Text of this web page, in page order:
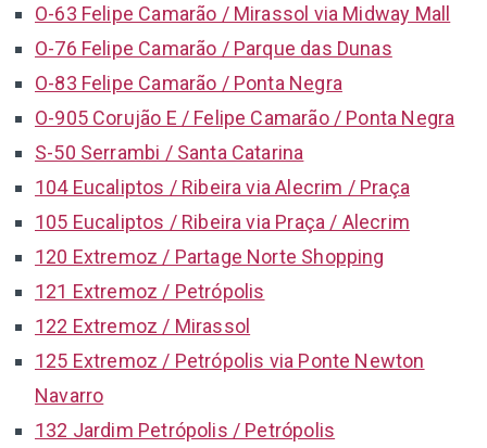
O-63 Felipe Camarão / Mirassol via Midway Mall
O-76 Felipe Camarão / Parque das Dunas
O-83 Felipe Camarão / Ponta Negra
O-905 Corujão E / Felipe Camarão / Ponta Negra
S-50 Serrambi / Santa Catarina
104 Eucaliptos / Ribeira via Alecrim / Praça
105 Eucaliptos / Ribeira via Praça / Alecrim
120 Extremoz / Partage Norte Shopping
121 Extremoz / Petrópolis
122 Extremoz / Mirassol
125 Extremoz / Petrópolis via Ponte Newton
Navarro
132 Jardim Petrópolis / Petrópolis